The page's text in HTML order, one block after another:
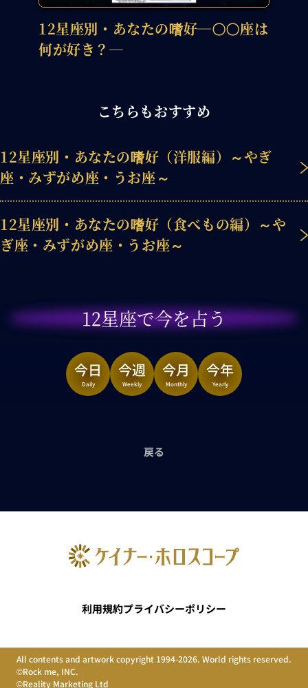
12星座別・あなたの嗜好―〇〇座は
何が好き？―
こちらもおすすめ
12星座別・あなたの嗜好（洋服編）～やぎ
座・みずがめ座・うお座～
12星座別・あなたの嗜好（食べもの編）～や
ぎ座・みずがめ座・うお座～
12星座で今を占う
今日
Daily
今週
Weekly
今月
Monthly
今年
Yearly
戻る
利用規約プライバシーポリシー
All contents and artwork copyright 1994-2026. World rights reserved.
©Rock me, INC.
©Reality Marketing Ltd